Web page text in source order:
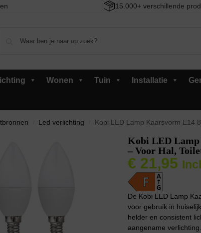
15.000+ verschillende
Wonen Tuin Installatie
Led verlichting Kobi LED Lamp Kaarsvorm E14
Kobi LED Lamp
– Voor Hal,
€ 21,95
De Kobi LED Lamp
voor gebruik in
helder en consistent
aangename